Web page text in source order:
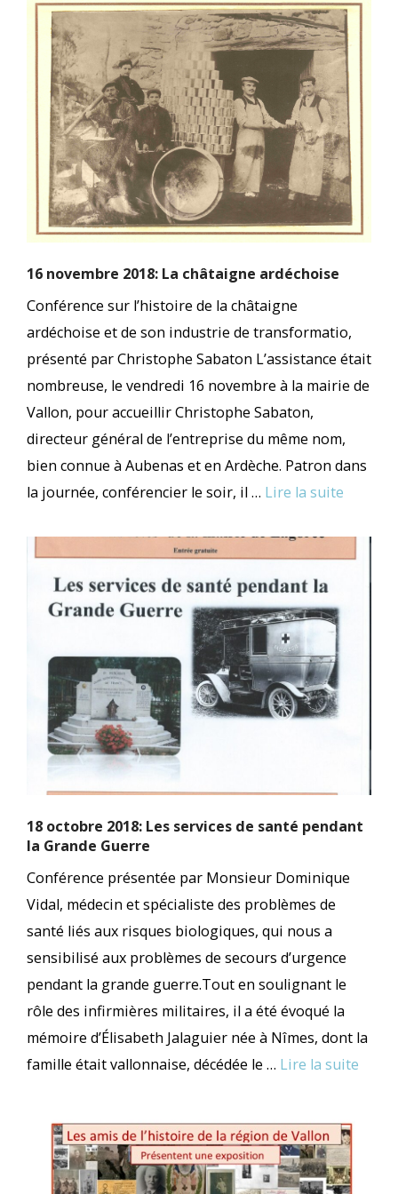
16 novembre 2018: La châtaigne ardéchoise
Conférence sur l’histoire de la châtaigne
ardéchoise et de son industrie de transformatio,
présenté par Christophe Sabaton L’assistance était
nombreuse, le vendredi 16 novembre à la mairie de
Vallon, pour accueillir Christophe Sabaton,
directeur général de l’entreprise du même nom,
bien connue à Aubenas et en Ardèche. Patron dans
la journée, conférencier le soir, il … Lire la suite
18 octobre 2018: Les services de santé pendant
la Grande Guerre
Conférence présentée par Monsieur Dominique
Vidal, médecin et spécialiste des problèmes de
santé liés aux risques biologiques, qui nous a
sensibilisé aux problèmes de secours d’urgence
pendant la grande guerre.Tout en soulignant le
rôle des infirmières militaires, il a été évoqué la
mémoire d’Élisabeth Jalaguier née à Nîmes, dont la
famille était vallonnaise, décédée le … Lire la suite